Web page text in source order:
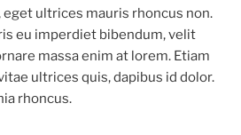
eget ultrices mauris rhoncus non.
eu imperdiet bibendum, velit
massa enim at lorem. Etiam
ultrices quis, dapibus id dolor.
rhoncus.